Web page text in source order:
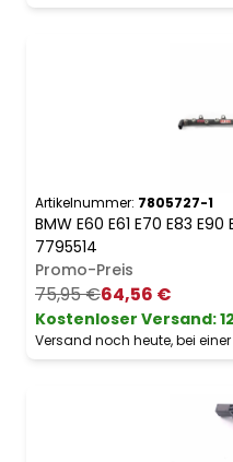
Artikelnummer: 7805727-1
BMW E60 E61 E70 E83
7795514
Promo-Preis
75,95 €64,56 €
Kostenloser Versand:
Versand noch heute, bei einer